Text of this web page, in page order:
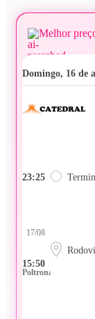
Melhor
domingo, 16 de
23:25
15:50
17/08
Poltrona